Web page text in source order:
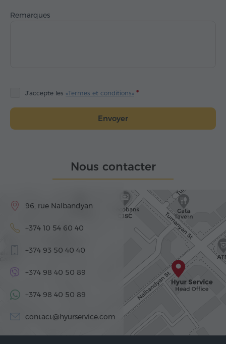
Remarques
J'accepte les «Termes et conditions»
Envoyer
Nous contacter
96, rue Nalbandyan
+374 10 54 60 40
+374 93 50 40 40
+374 98 40 50 89
+374 98 40 50 89
contact@hyurservice.com